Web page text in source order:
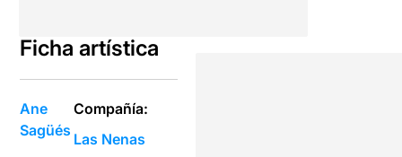
Ficha artística
Ane
Sagüés
Compañía:
Las Nenas